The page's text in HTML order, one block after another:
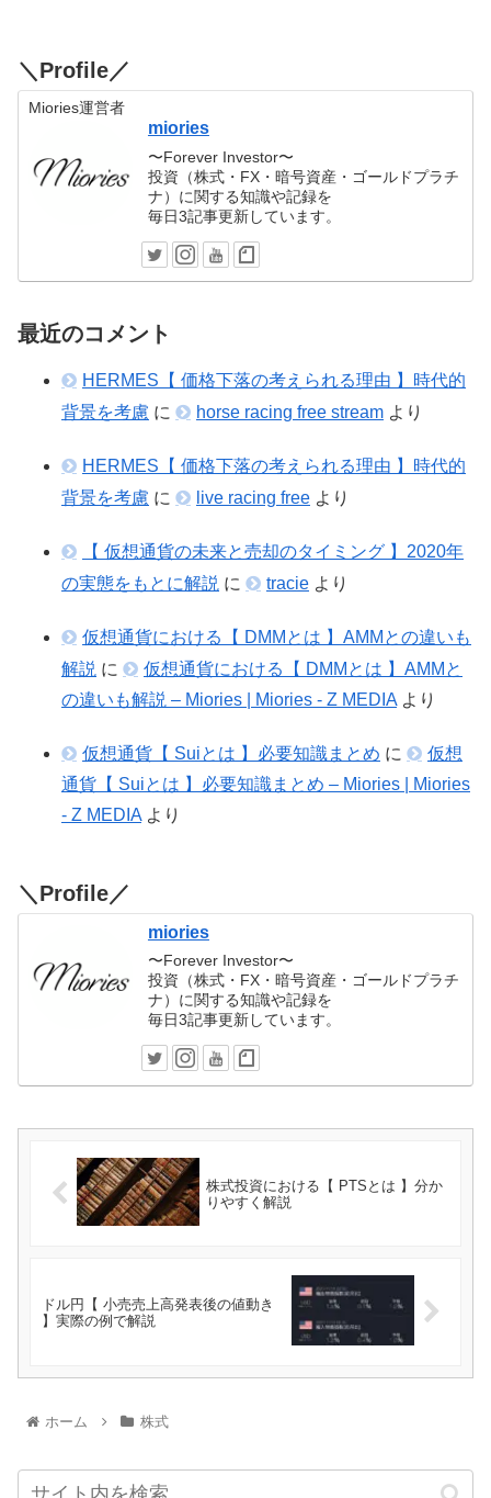
＼Profile／
Miories運営者
miories
〜Forever Investor〜
投資（株式・FX・暗号資産・ゴールドプラチ
ナ）に関する知識や記録を
毎日3記事更新しています。
最近のコメント
HERMES【 価格下落の考えられる理由 】時代的
背景を考慮 に horse racing free stream より
HERMES【 価格下落の考えられる理由 】時代的
背景を考慮 に live racing free より
【 仮想通貨の未来と売却のタイミング 】2020年
の実態をもとに解説 に tracie より
仮想通貨における【 DMMとは 】AMMとの違いも
解説 に
仮想通貨における【 DMMとは 】AMMと
の違いも解説 – Miories | Miories - Z MEDIA より
仮想通貨【 Suiとは 】必要知識まとめ に
仮想
通貨【 Suiとは 】必要知識まとめ – Miories | Miories
- Z MEDIA より
＼Profile／
miories
〜Forever Investor〜
投資（株式・FX・暗号資産・ゴールドプラチ
ナ）に関する知識や記録を
毎日3記事更新しています。
株式投資における【 PTSとは 】分か
りやすく解説
ドル円【 小売売上高発表後の値動き
】実際の例で解説
ホーム 株式